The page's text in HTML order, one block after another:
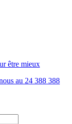
être mieux
au 24 388 388